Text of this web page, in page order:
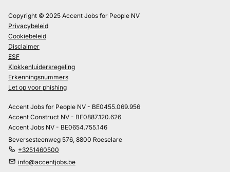
Copyright © 2025 Accent Jobs for People NV
Privacybeleid
Cookiebeleid
Disclaimer
ESF
Klokkenluidersregeling
Erkenningsnummers
Let op voor phishing
Accent Jobs for People NV - BE0455.069.956
Accent Construct NV - BE0887.120.626
Accent Jobs NV - BE0654.755.146
Beversesteenweg 576, 8800 Roeselare
+3251460500
info@accentjobs.be